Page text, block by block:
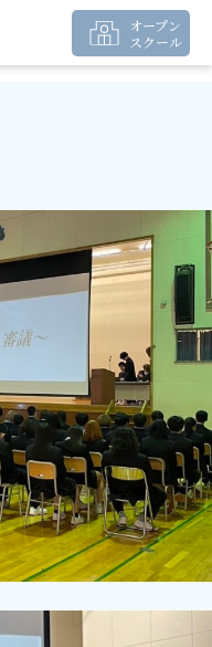
オープン
スクール